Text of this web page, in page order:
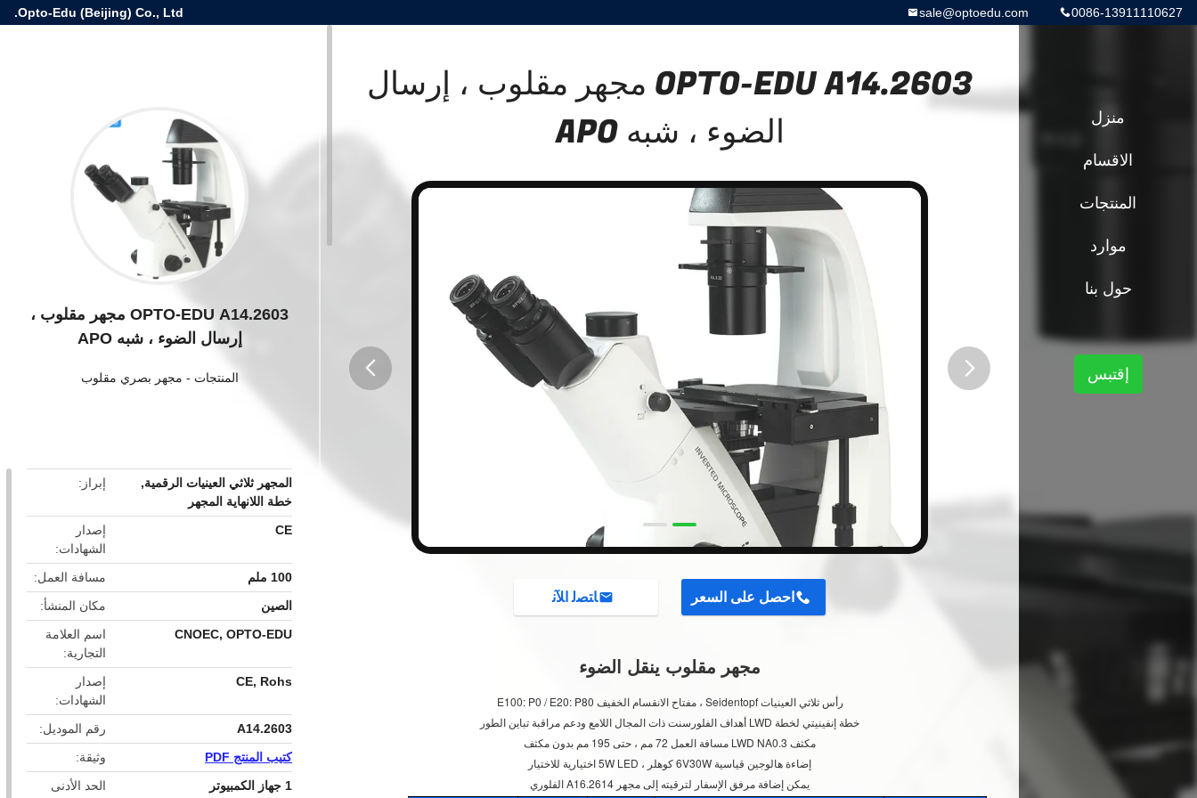
Opto-Edu (Beijing) Co., Ltd. 0086-13911110627
sale@optoedu.com
OPTO-EDU A14.2603 مجهر مقلوب ،
إرسال الضوء ، شبه APO
المنتجات - مجهر بصري مقلوب
إبراز المجهر ثلاثي العينيات الرقمية,
خطة اللانهاية المجهر
إصدار
الشهادات
CE
مسافة العمل
100 ملم
مكان المنشأ
الصين
اسم العلامة
التجارية
CNOEC, OPTO-EDU
إصدار
الشهادات
CE, Rohs
رقم الموديل
A14.2603
وثيقة
كتيب المنتج PDF
الحد الأدنى
1 جهاز الكمبيوتر
OPTO-EDU A14.2603 مجهر مقلوب ، إرسال
الضوء ، شبه APO
احصل على السعر ﺎﺘﺼﻟ ﺍﻶﻧ
مجهر مقلوب ينقل الضوء
رأس ثلاثي العينيات Seidentopf ، مفتاح الانقسام الخفيف E100: P0 / E20: P80
خطة إنفينيتي لخطة LWD أهداف الفلورسنت ذات المجال اللامع ودعم مراقبة تباين الطور
مكثف LWD NA0.3 مسافة العمل 72 مم ، حتى 195 مم بدون مكثف
إضاءة هالوجين قياسية 6V30W كوهلر ، 5W LED اختيارية للاختيار
يمكن إضافة مرفق الإسفار لترقيته إلى مجهر A16.2614 الفلوري
منزل
الاقسام
المنتجات
موارد
حول بنا
إقتبس